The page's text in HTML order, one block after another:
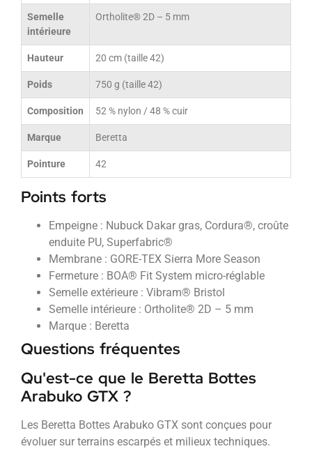
Semelle
intérieure
Ortholite® 2D – 5 mm
Hauteur 20 cm (taille 42)
Poids 750 g (taille 42)
Composition 52 % nylon / 48 % cuir
Marque Beretta
Pointure 42
Points forts
Empeigne : Nubuck Dakar gras, Cordura®, croûte
enduite PU, Superfabric®
Membrane : GORE-TEX Sierra More Season
Fermeture : BOA® Fit System micro-réglable
Semelle extérieure : Vibram® Bristol
Semelle intérieure : Ortholite® 2D – 5 mm
Marque : Beretta
Questions fréquentes
Qu'est-ce que le Beretta Bottes
Arabuko GTX ?
Les Beretta Bottes Arabuko GTX sont conçues pour
évoluer sur terrains escarpés et milieux techniques.